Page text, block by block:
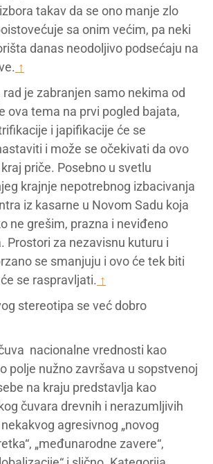
takav da se ono manje zlo
sa onim većim, pa neki
danas neodoljivo podsećaju na
↑
rad je zabranjen samo nekima od
ova tema na prvi pogled bajata,
i japifikacije će se
i može se očekivati da ovo
priče. Posebno u svetlu
krajnje nepotrebnog izbacivanja
iz kasarne u Novom Sadu koja
ne grešim, prazna i neviđeno
Prostori za nezavisnu kuturu i
se smanjuju i ovo će tek biti
se raspravljati. ↑
stereotipa se već dobro
nacionalne vrednosti kao
polje nužno završava u sopstvenoj
na kraju predstavlja kao
čuvara drevnih i nerazumljivih
agresivnog „novog
„međunarodne zavere“,